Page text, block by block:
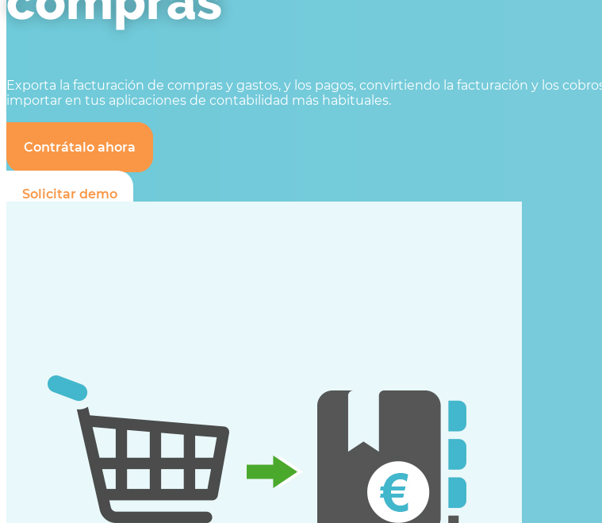
Exporta la facturación de compras y gastos, y los pagos, convirtiendo la facturación y los
importar en tus aplicaciones de contabilidad más habituales.
Contrátalo ahora
Solicitar demo